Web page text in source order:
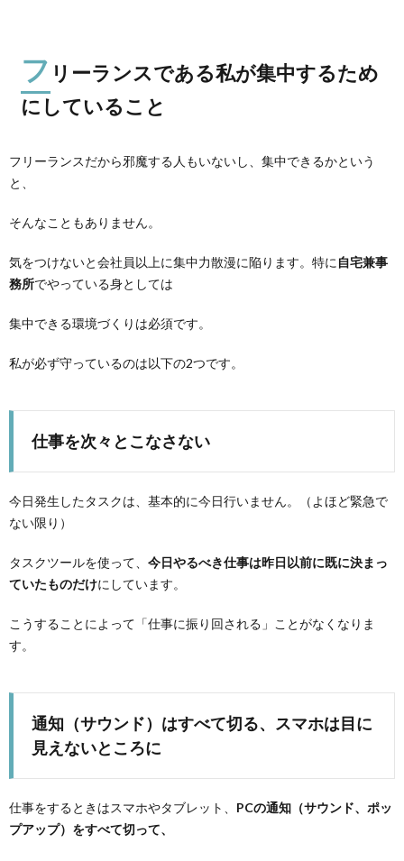
フ リーランスである私が集中するため
にしていること
フリーランスだから邪魔する人もいないし、集中できるかという
と、
そんなこともありません。
気をつけないと会社員以上に集中力散漫に陥ります。特に 自宅兼事
務所でやっている身としては
集中できる環境づくりは必須です。
私が必ず守っているのは以下の2つです。
仕事を次々とこなさない
今日発生したタスクは、基本的に今日行いません。（よほど緊急で
ない限り）
タスクツールを使って、 今日やるべき仕事は昨日以前に既に決まっ
ていたものだけにしています。
こうすることによって「仕事に振り回される」ことがなくなりま
す。
通知（サウンド）はすべて切る、スマホは目に
見えないところに
仕事をするときはスマホやタブレット、 PCの通知（サウンド、ポッ
プアップ）をすべて切って、